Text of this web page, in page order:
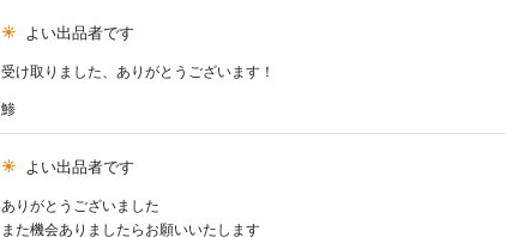
よい出品者です
受け取りました、ありがとうございます！
鯵
よい出品者です
ありがとうございました
また機会ありましたらお願いいたします